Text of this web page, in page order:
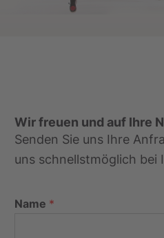
Wir freuen und auf Ihre
Senden Sie uns Ihre
uns schnellstmöglich bei
Name *